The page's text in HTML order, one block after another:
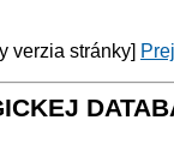
verzia stránky]